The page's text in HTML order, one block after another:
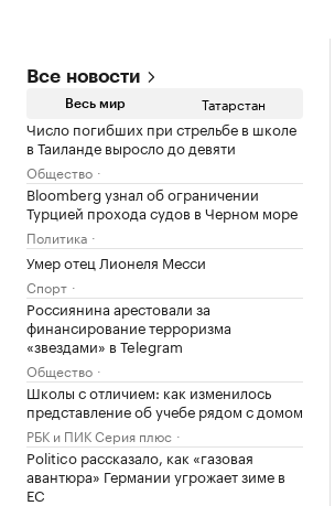
Все новости
Весь мир Татарстан
Число погибших при стрельбе в школе
в Таиланде выросло до девяти
Общество
Bloomberg узнал об ограничении
Турцией прохода судов в Черном море
Политика
Умер отец Лионеля Месси
Спорт
Россиянина арестовали за
финансирование терроризма
«звездами» в Telegram
Общество
Школы с отличием: как изменилось
представление об учебе рядом с домом
РБК и ПИК Серия плюс
Politico рассказало, как «газовая
авантюра» Германии угрожает зиме в
ЕС